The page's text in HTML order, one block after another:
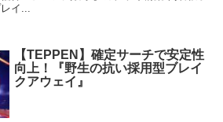
イ...
【TEPPEN】確定サーチで安定性
向上！『野生の抗い採用型ブレイ
クアウェイ』